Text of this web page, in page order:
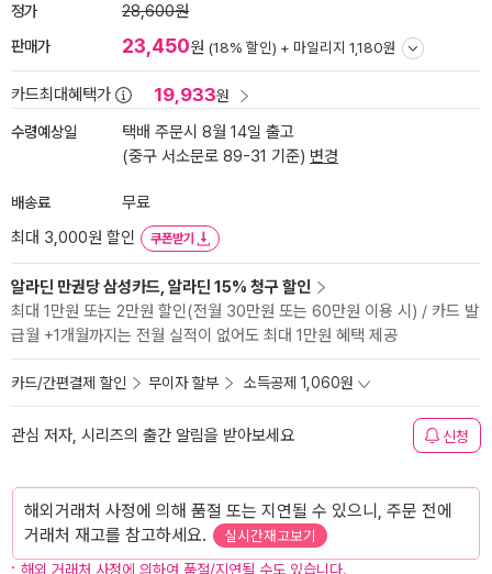
정가 28,600원
판매가 23,450원 (18% 할인) + 마일리지 1,180원
카드최대혜택가 19,933원
수령예상일
택배 주문시 8월 14일 출고
(중구 서소문로 89-31 기준) 변경
배송료
무료
최대 3,000원 할인
쿠폰받기
알라딘 만권당 삼성카드, 알라딘 15% 청구 할인
최대 1만원 또는 2만원 할인(전월 30만원 또는 60만원 이용 시) / 카드 발
급월 +1개월까지는 전월 실적이 없어도 최대 1만원 혜택 제공
카드/간편결제 할인 무이자 할부 소득공제 1,060원
관심 저자, 시리즈의 출간 알림을 받아보세요 신청
해외거래처 사정에 의해 품절 또는 지연될 수 있으니, 주문 전에
거래처 재고를 참고하세요.
실시간재고보기
해외 거래처 사정에 의하여 품절/지연될 수도 있습니다.